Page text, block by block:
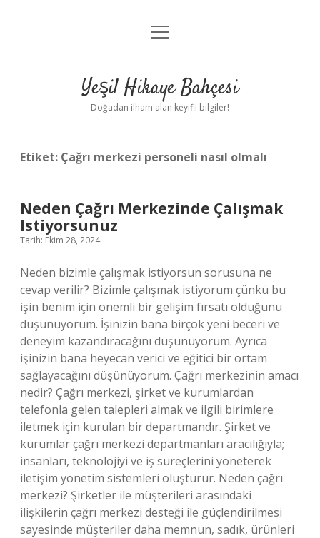
Anasayfa
Yasal Uyarı
menüyü
Yeşil Hikaye Bahçesi
Doğadan ilham alan keyifli bilgiler!
Etiket: Çağrı merkezi personeli nasıl olmalı
Neden Çağrı Merkezinde Çalışmak
Istiyorsunuz
Tarih: Ekim 28, 2024
Neden bizimle çalışmak istiyorsun sorusuna ne
cevap verilir? Bizimle çalışmak istiyorum çünkü bu
işin benim için önemli bir gelişim fırsatı olduğunu
düşünüyorum. İşinizin bana birçok yeni beceri ve
deneyim kazandıracağını düşünüyorum. Ayrıca
işinizin bana heyecan verici ve eğitici bir ortam
sağlayacağını düşünüyorum. Çağrı merkezinin amacı
nedir? Çağrı merkezi, şirket ve kurumlardan
telefonla gelen talepleri almak ve ilgili birimlere
iletmek için kurulan bir departmandır. Şirket ve
kurumlar çağrı merkezi departmanları aracılığıyla;
insanları, teknolojiyi ve iş süreçlerini yöneterek
iletişim yönetim sistemleri oluşturur. Neden çağrı
merkezi? Şirketler ile müşterileri arasındaki
ilişkilerin çağrı merkezi desteği ile güçlendirilmesi
sayesinde müşteriler daha memnun, sadık, ürünleri